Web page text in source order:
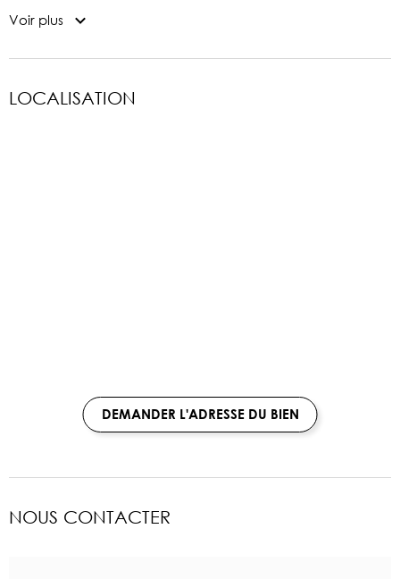
Voir plus
LOCALISATION
DEMANDER L'ADRESSE DU BIEN
NOUS CONTACTER